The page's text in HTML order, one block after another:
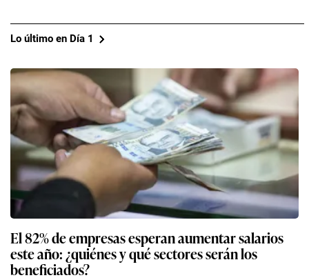
Lo último en Día 1
El 82% de empresas esperan aumentar salarios
este año: ¿quiénes y qué sectores serán los
beneficiados?